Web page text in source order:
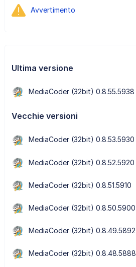
Avvertimento
Ultima versione
MediaCoder (32bit) 0.8.55.5938
Vecchie versioni
MediaCoder (32bit) 0.8.53.5930
MediaCoder (32bit) 0.8.52.5920
MediaCoder (32bit) 0.8.51.5910
MediaCoder (32bit) 0.8.50.5900
MediaCoder (32bit) 0.8.49.5892
MediaCoder (32bit) 0.8.48.5888